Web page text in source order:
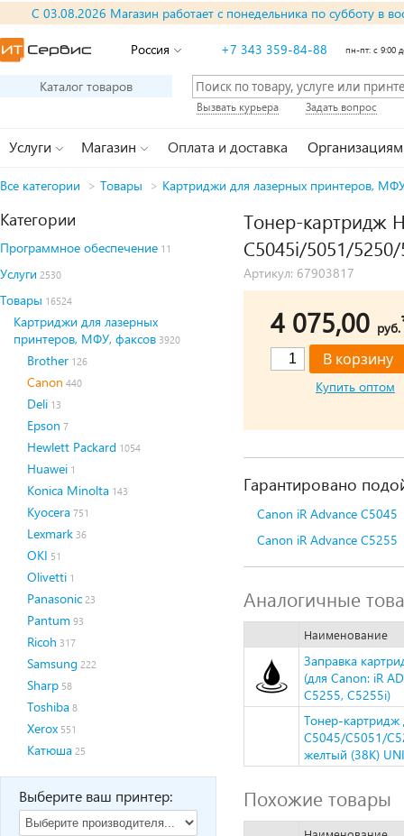
С 03.08.2026 Магазин работает с понедельника по субботу в
Россия +7 343 359-84-88 пн-пт: с 9:00
Каталог товаров
Вызвать курьера Задать вопрос
Услуги Магазин Оплата и доставка Организациям
Все категории > Товары > Картриджи для лазерных принтеров,
Категории
Программное обеспечение 11
Услуги 2530
Товары 16524
Картриджи для лазерных
принтеров, МФУ, факсов 3920
Brother 126
Canon 440
Deli 13
Epson 7
Hewlett Packard 1054
Huawei 1
Konica Minolta 143
Kyocera 751
Lexmark 36
OKI 51
Olivetti 1
Panasonic 23
Pantum 93
Ricoh 317
Samsung 222
Sharp 58
Toshiba 8
Xerox 551
Катюша 25
Выберите ваш принтер:
Тонер-картридж
C5045i/5051/
Артикул: 67903817
4 075,00 руб.
Купить оптом
Гарантировано
Canon iR Advance C5045
Canon iR Advance C5255
Аналогичные
Наименование
Заправка
(для Canon: iR
C5255, C5255i)
Тонер-картридж
C5045/C5051/
желтый (38K)
Похожие товары